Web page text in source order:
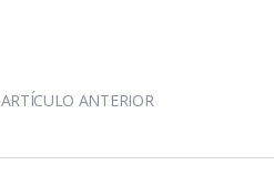
ARTÍCULO ANTERIOR